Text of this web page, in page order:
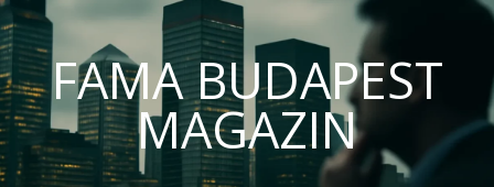
FAMA BUDAPEST
MAGAZIN